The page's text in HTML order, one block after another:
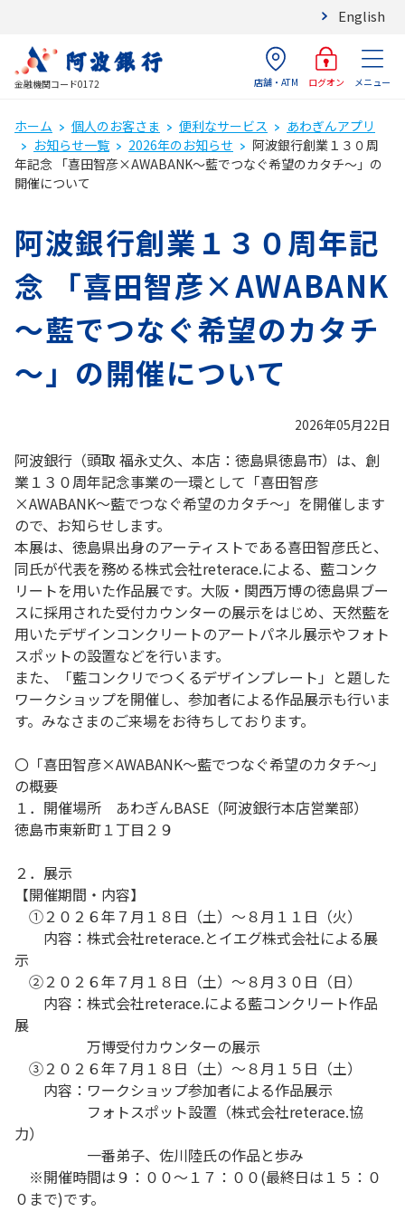
English
金融機関コード0172 店舗・ATM ログオン メニュー
ホーム 個人のお客さま 便利なサービス
あわぎんアプリ
お知らせ一覧
2026年のお知らせ
阿波銀行創業１３０周
年記念 「喜田智彦×AWABANK～藍でつなぐ希望のカタチ～」の
開催について
阿波銀行創業１３０周年記
念 「喜田智彦×AWABANK
～藍でつなぐ希望のカタチ
～」の開催について
2026年05月22日
阿波銀行（頭取 福永丈久、本店：徳島県徳島市）は、創
業１３０周年記念事業の一環として「喜田智彦
×AWABANK～藍でつなぐ希望のカタチ～」を開催します
ので、お知らせします。
本展は、徳島県出身のアーティストである喜田智彦氏と、
同氏が代表を務める株式会社reterace.による、藍コンク
リートを用いた作品展です。大阪・関西万博の徳島県ブー
スに採用された受付カウンターの展示をはじめ、天然藍を
用いたデザインコンクリートのアートパネル展示やフォト
スポットの設置などを行います。
また、「藍コンクリでつくるデザインプレート」と題した
ワークショップを開催し、参加者による作品展示も行いま
す。みなさまのご来場をお待ちしております。
〇「喜田智彦×AWABANK～藍でつなぐ希望のカタチ～」
の概要
１．開催場所 あわぎんBASE（阿波銀行本店営業部）
徳島市東新町１丁目２９
２．展示
【開催期間・内容】
①２０２６年７月１８日（土）～８月１１日（火）
内容：株式会社reterace.とイエグ株式会社による展
示
②２０２６年７月１８日（土）～８月３０日（日）
内容：株式会社reterace.による藍コンクリート作品
展
万博受付カウンターの展示
③２０２６年７月１８日（土）～８月１５日（土）
内容：ワークショップ参加者による作品展示
フォトスポット設置（株式会社reterace.協
力）
一番弟子、佐川陸氏の作品と歩み
※開催時間は９：００～１７：００(最終日は１５：０
０まで)です。